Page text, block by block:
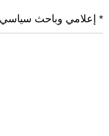
* إعلامي وباحث سياسي